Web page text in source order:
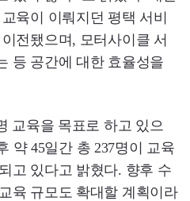
육이 이뤄지던 평택 서비
전됐으며, 모터사이클 서
등 공간에 대한 효율성을
교육을 목표로 하고 있으
약 45일간 총 237명이 교육
고 있다고 밝혔다. 향후 수
육 규모도 확대할 계획이라